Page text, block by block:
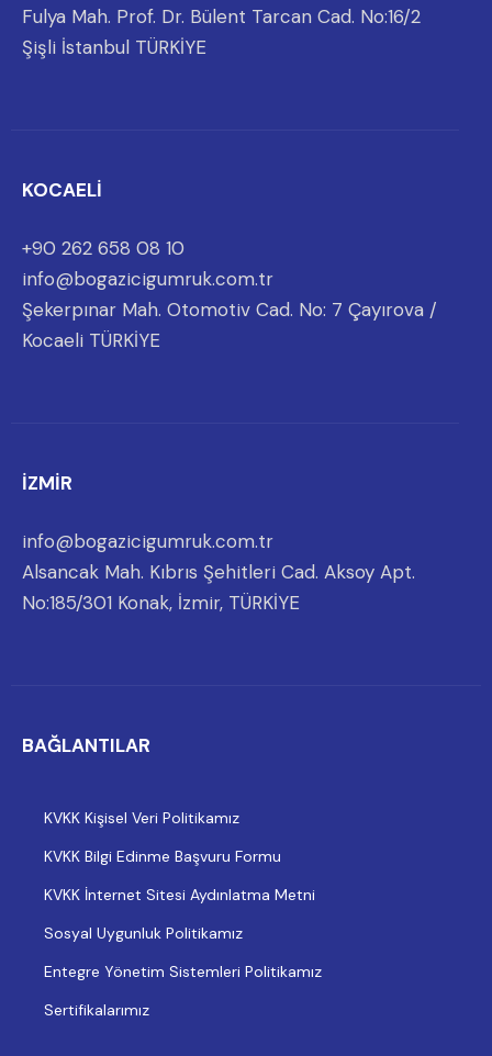
Fulya Mah. Prof. Dr. Bülent Tarcan Cad. No:16/2
Şişli İstanbul TÜRKİYE
KOCAELİ
+90 262 658 08 10
info@bogazicigumruk.com.tr
Şekerpınar Mah. Otomotiv Cad. No: 7 Çayırova /
Kocaeli TÜRKİYE
İZMİR
info@bogazicigumruk.com.tr
Alsancak Mah. Kıbrıs Şehitleri Cad. Aksoy Apt.
No:185/301 Konak, İzmir, TÜRKİYE
BAĞLANTILAR
KVKK Kişisel Veri Politikamız
KVKK Bilgi Edinme Başvuru Formu
KVKK İnternet Sitesi Aydınlatma Metni
Sosyal Uygunluk Politikamız
Entegre Yönetim Sistemleri Politikamız
Sertifikalarımız